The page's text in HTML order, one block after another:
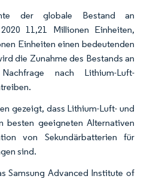
der globale Bestand an
11,21 Millionen Einheiten,
Einheiten einen bedeutenden
die Zunahme des Bestands an
nach Lithium-Luft-
gezeigt, dass Lithium-Luft- und
besten geeigneten Alternativen
von Sekundärbatterien für
sind.
Samsung Advanced Institute of